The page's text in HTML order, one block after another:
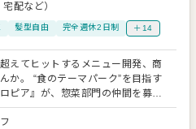
配など）
髪型自由 完全週休2日制 ＋14
えてヒットするメニュー開発、商
か。 “食のテーマパーク”を目指す
ピア』が、惣菜部門の仲間を募集
作ります。だから全重量700g超え